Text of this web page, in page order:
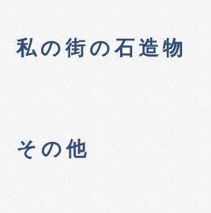
私の街の石造物
その他